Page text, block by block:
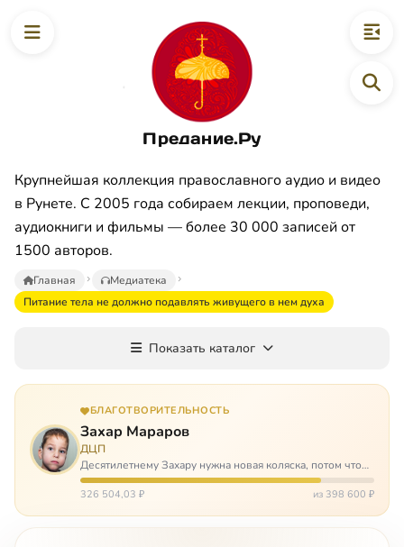
Предание.Ру
Крупнейшая коллекция православного аудио и видео
в Рунете. С 2005 года собираем лекции, проповеди,
аудиокниги и фильмы — более 30 000 записей от
1500 авторов.
Главная
Медиатека
Питание тела не должно подавлять живущего в нем духа
Показать каталог
БЛАГОТВОРИТЕЛЬНОСТЬ
Захар Мараров
ДЦП
Десятилетнему Захару нужна новая коляска, потом что
старая сломалась. А без коляски он не сможет не только
просто выходить из дома, но и продолжать лечение в
326 504,03 ₽ из 398 600 ₽